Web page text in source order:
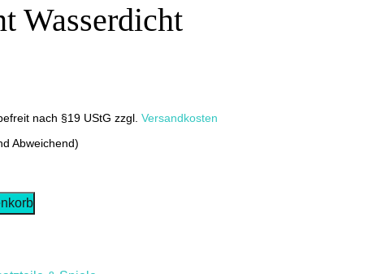
Wasserdicht
nach §19 UStG zzgl. Versandkosten
Abweichend)